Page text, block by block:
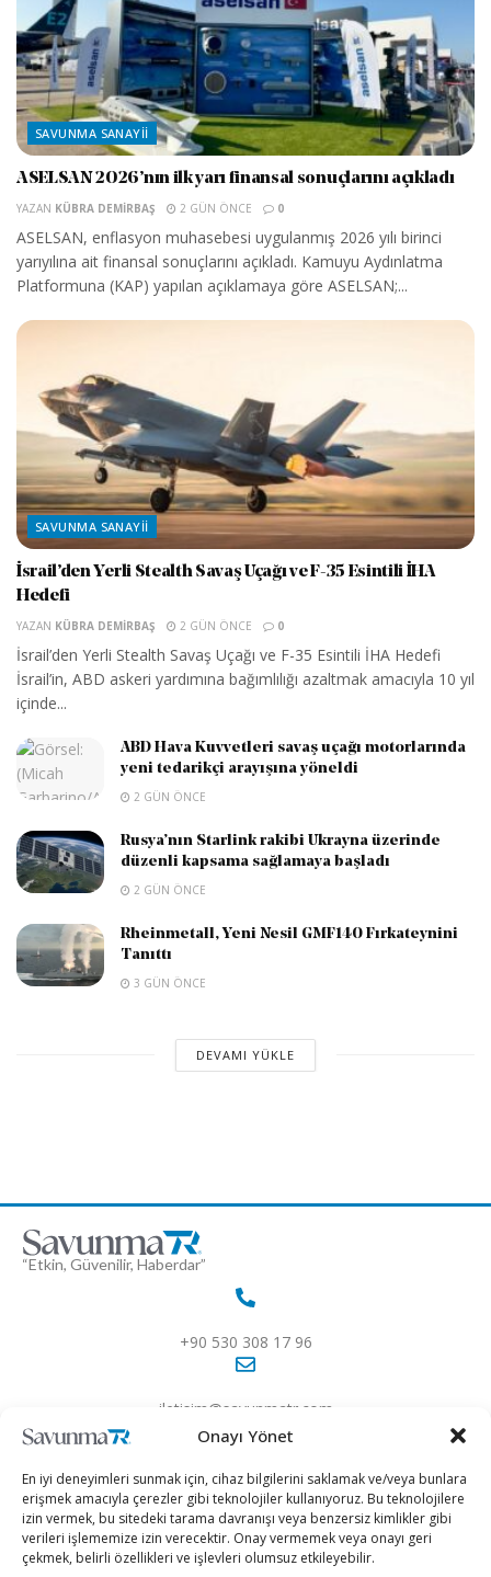
Onayı Yönet
En iyi deneyimleri sunmak için, cihaz bilgilerini saklamak ve/veya bunlara
erişmek amacıyla çerezler gibi teknolojiler kullanıyoruz. Bu teknolojilere
izin vermek, bu sitedeki tarama davranışı veya benzersiz kimlikler gibi
verileri işlememize izin verecektir. Onay vermemek veya onayı geri
çekmek, belirli özellikleri ve işlevleri olumsuz etkileyebilir.
SAVUNMA SANAYII
ASELSAN 2026’nın ilk yarı finansal sonuçlarını açıkladı
YAZAN KÜBRA DEMIRBAŞ 2 GÜN ÖNCE 0
ASELSAN, enflasyon muhasebesi uygulanmış 2026 yılı birinci
yarıyılına ait finansal sonuçlarını açıkladı. Kamuyu Aydınlatma
Platformuna (KAP) yapılan açıklamaya göre ASELSAN;...
SAVUNMA SANAYII
İsrail’den Yerli Stealth Savaş Uçağı ve F-35 Esintili İHA
Hedefi
YAZAN KÜBRA DEMIRBAŞ 2 GÜN ÖNCE 0
İsrail’den Yerli Stealth Savaş Uçağı ve F-35 Esintili İHA Hedefi
İsrail’in, ABD askeri yardımına bağımlılığı azaltmak amacıyla 10 yıl
içinde...
ABD Hava Kuvvetleri savaş uçağı motorlarında
yeni tedarikçi arayışına yöneldi
2 GÜN ÖNCE
Rusya’nın Starlink rakibi Ukrayna üzerinde
düzenli kapsama sağlamaya başladı
2 GÜN ÖNCE
Rheinmetall, Yeni Nesil GMF140 Fırkateynini
Tanıttı
3 GÜN ÖNCE
DEVAMI YÜKLE
“Etkin, Güvenilir, Haberdar”
+90 530 308 17 96
iletisim@savunmatr.com
2026 © Savunma TR. Tüm Hakları Saklıdır.
Savunma Sanayii
Kategoriler
SavunmaTR